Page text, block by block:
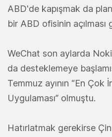
ABD'de kapışmak da
bir ABD ofisinin açılması
WeChat son aylarda
da desteklemeye
Temmuz ayının “En
Uygulaması” olmuştu.
Hatırlatmak gerekirse Çin